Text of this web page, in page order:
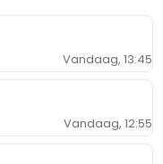
Vandaag, 13:45
Vandaag, 12:55